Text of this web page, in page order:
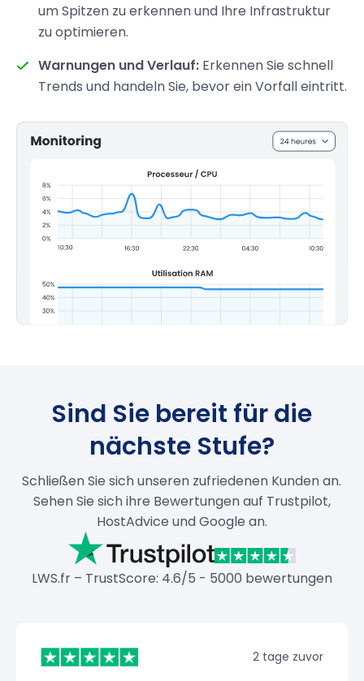
um Spitzen zu erkennen und Ihre Infrastruktur
zu optimieren.
Warnungen und Verlauf: Erkennen Sie schnell
Trends und handeln Sie, bevor ein Vorfall eintritt.
Sind Sie bereit für die
nächste Stufe?
Schließen Sie sich unseren zufriedenen Kunden an.
Sehen Sie sich ihre Bewertungen auf Trustpilot,
HostAdvice und Google an.
LWS.fr – TrustScore: 4.6/5 - 5000 bewertungen
2 tage zuvor